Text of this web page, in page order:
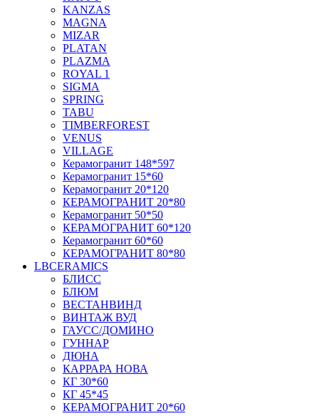
KANZAS
MAGNA
MIZAR
PLATAN
PLAZMA
ROYAL 1
SIGMA
SPRING
TABU
TIMBERFOREST
VENUS
VILLAGE
Керамогранит 148*597
Керамогранит 15*60
Керамогранит 20*120
КЕРАМОГРАНИТ 20*80
Керамогранит 50*50
КЕРАМОГРАНИТ 60*120
Керамогранит 60*60
КЕРАМОГРАНИТ 80*80
LBCERAMICS
БЛИСС
БЛЮМ
ВЕСТАНВИНД
ВИНТАЖ ВУД
ГАУСС/ДОМИНО
ГУННАР
ДЮНА
КАРРАРА НОВА
КГ 30*60
КГ 45*45
КЕРАМОГРАНИТ 20*60